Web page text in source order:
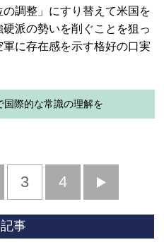
調整」にすり替えて米国を
派の勢いを削ぐことを狙っ
に存在感を示す格好の口実
際的な常識の理解を
3 4
へ
事